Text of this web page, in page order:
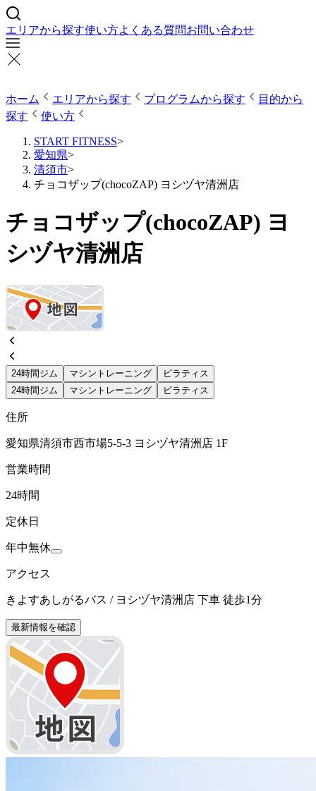
エリアから探す使い方よくある質問お問い合わせ
ホーム エリアから探す プログラムから探す
目的から
探す
使い方
START FITNESS>
愛知県>
清須市>
チョコザップ(chocoZAP) ヨシヅヤ清洲店
チョコザップ(chocoZAP) ヨ
シヅヤ清洲店
24時間ジム マシントレーニング
ピラティス
24時間ジム
マシントレーニング ピラティス
住所
愛知県清須市西市場5-5-3 ヨシヅヤ清洲店 1F
営業時間
24時間
定休日
年中無休
アクセス
きよすあしがるバス / ヨシヅヤ清洲店 下車 徒歩1分
最新情報を確認